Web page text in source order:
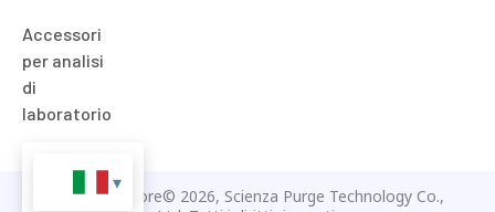
Accessori
per analisi
di
laboratorio
Diritto d'autore© 2026, Scienza Purge Technology Co.,